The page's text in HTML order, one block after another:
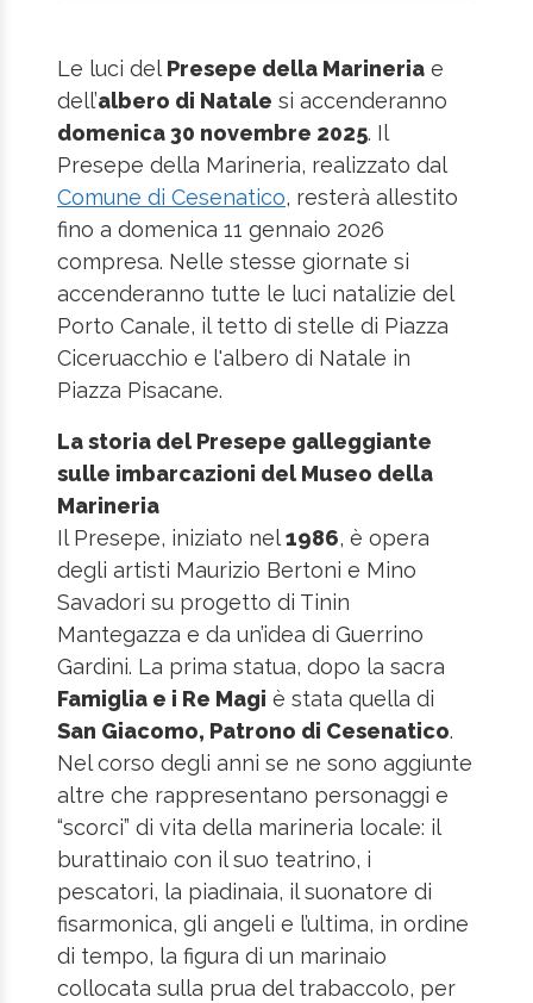
Le luci del Presepe della Marineria e
dell’albero di Natale si accenderanno
domenica 30 novembre 2025. Il
Presepe della Marineria, realizzato dal
Comune di Cesenatico, resterà allestito
fino a domenica 11 gennaio 2026
compresa. Nelle stesse giornate si
accenderanno tutte le luci natalizie del
Porto Canale, il tetto di stelle di Piazza
Ciceruacchio e l'albero di Natale in
Piazza Pisacane.
La storia del Presepe galleggiante
sulle imbarcazioni del Museo della
Marineria
Il Presepe, iniziato nel1986, è opera
degli artisti Maurizio Bertoni e Mino
Savadori su progetto di Tinin
Mantegazza e da un’idea di Guerrino
Gardini. La prima statua, dopo la sacra
Famiglia e i Re Magi è stata quella di
San Giacomo, Patrono di Cesenatico.
Nel corso degli anni se ne sono aggiunte
altre che rappresentano personaggi e
“scorci” di vita della marineria locale: il
burattinaio con il suo teatrino, i
pescatori, la piadinaia, il suonatore di
fisarmonica, gli angeli e l’ultima, in ordine
di tempo, la figura di un marinaio
collocata sulla prua del trabaccolo, per